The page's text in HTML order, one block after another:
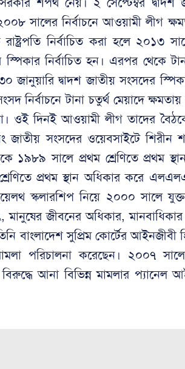
সালের নির্বাচনে আওয়ামী লীগ
নির্বাচিত করা হলে ২০১৩
নির্বাচিত হন। এরপর থেকে
জানুয়ারি দ্বাদশ জাতীয় সংসদের
নির্বাচনে টানা চতুর্থ মেয়াদে
ওই দিনই আওয়ামী লীগ তাদের
জাতীয় সংসদের ওয়েবসাইটে শিরীন
১৯৮৯ সালে প্রথম শ্রেণিতে প্রথম
প্রথম স্থান অধিকার করে
স্কলারশিপ নিয়ে ২০০০ সালে
মানুষের জীবনের অধিকার,
বাংলাদেশ সুপ্রিম কোর্টের আইনজীবী
পরিচালনা করেছেন। ২০০৭
আনা বিভিন্ন মামলার প্যানেল